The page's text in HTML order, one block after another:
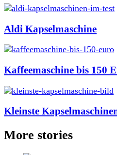
Aldi Kapselmaschine
Kaffeemaschine bis 150
Kleinste
More stories